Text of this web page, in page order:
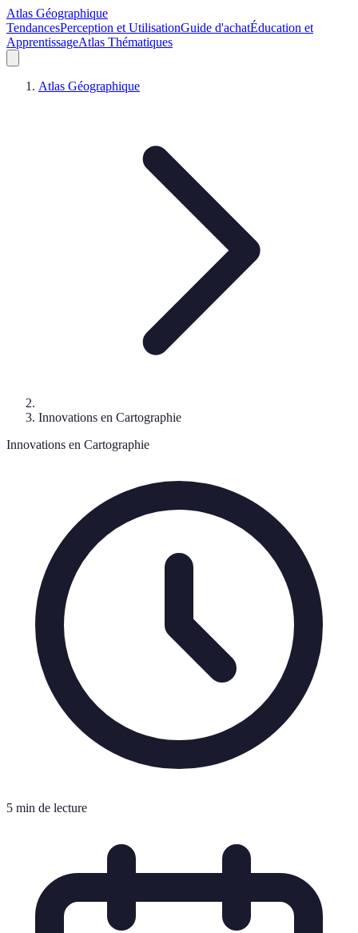
Atlas Géographique
TendancesPerception et UtilisationGuide d'achatÉducation et
ApprentissageAtlas Thématiques
Atlas Géographique
Innovations en Cartographie
Innovations en Cartographie
5 min de lecture